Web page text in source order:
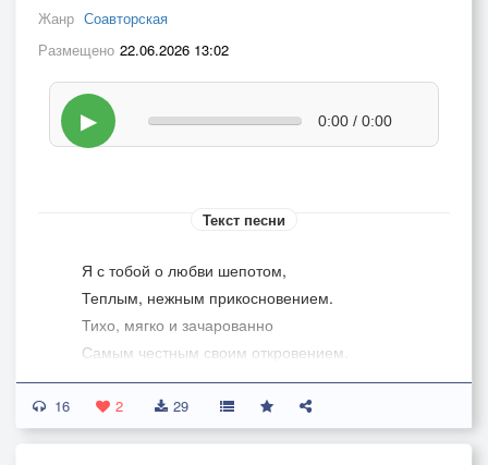
Жанр Соавторская
Размещено 22.06.2026 13:02
▶ 0:00 / 0:00
Текст песни
Я с тобой о любви шепотом,
Теплым, нежным прикосновением.
Тихо, мягко и зачарованно
Самым честным своим откровением.
Я с тобой о любви взглядом,
Таким теплым, с немыслимой нежностью.
16 2 29